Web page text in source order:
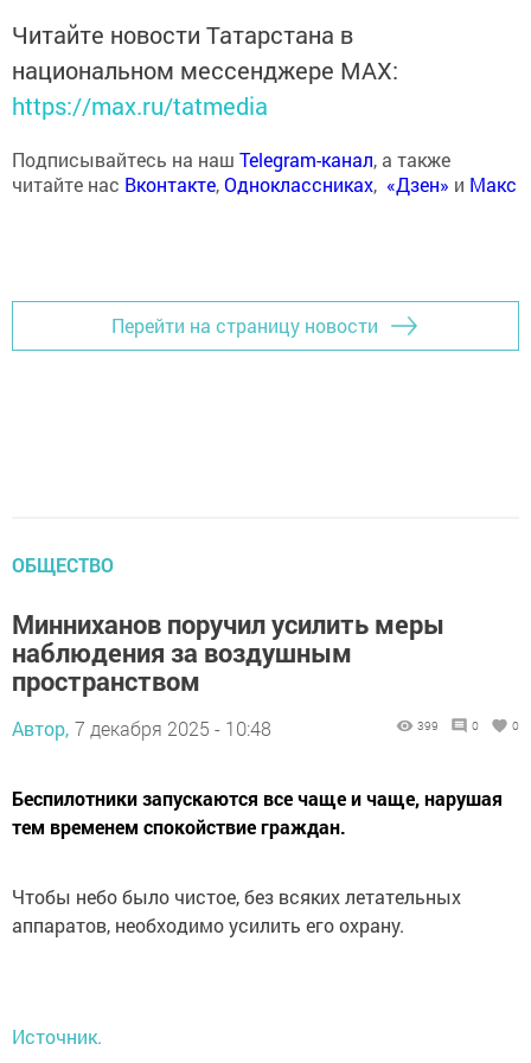
Читайте новости Татарстана в
национальном мессенджере MАХ:
https://max.ru/tatmedia
Подписывайтесь на наш Telegram-канал, а также
читайте нас Вконтакте,Одноклассниках, «Дзен» и Макс
Перейти на страницу новости
ОБЩЕСТВО
Минниханов поручил усилить меры
наблюдения за воздушным
пространством
Автор, 7 декабря 2025 - 10:48 399 0 0
Беспилотники запускаются все чаще и чаще, нарушая
тем временем спокойствие граждан.
Чтобы небо было чистое, без всяких летательных
аппаратов, необходимо усилить его охрану.
Источник.